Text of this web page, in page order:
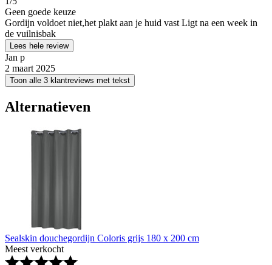
Geen goede keuze
Gordijn voldoet niet,het plakt aan je huid vast Ligt na een week in
de vuilnisbak
Lees hele review
Jan p
2 maart 2025
Toon alle 3 klantreviews met tekst
Alternatieven
Sealskin douchegordijn Coloris grijs 180 x 200 cm
Meest verkocht